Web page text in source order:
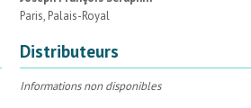
Paris, Palais-Royal
Distributeurs
Informations non disponibles